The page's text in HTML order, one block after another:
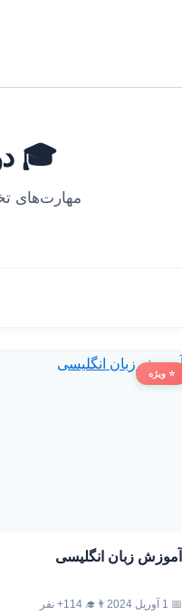
🎓
مهارت‌های
⭐ ویژه
آموزش زبان انگلیسی
📅 1 آوریل 2024 👨‍🎓 114+ نفر